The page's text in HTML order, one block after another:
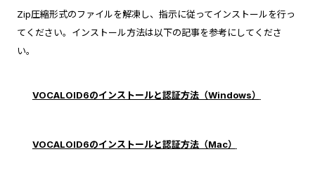
Zip圧縮形式のファイルを解凍し、指示に従ってインストールを行っ
てください。インストール方法は以下の記事を参考にしてくださ
い。
VOCALOID6のインストールと認証方法（Windows）
VOCALOID6のインストールと認証方法（Mac）